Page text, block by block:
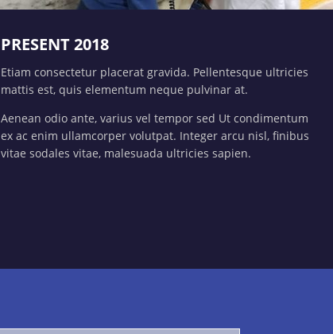
PRESENT 2018
Etiam consectetur placerat gravida. Pellentesque ultricies
mattis est, quis elementum neque pulvinar at.
Aenean odio ante, varius vel tempor sed Ut condimentum
ex ac enim ullamcorper volutpat. Integer arcu nisl, finibus
vitae sodales vitae, malesuada ultricies sapien.